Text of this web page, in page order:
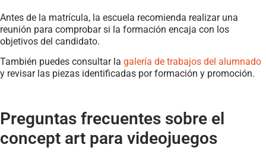
Antes de la matrícula, la escuela recomienda realizar una
reunión para comprobar si la formación encaja con los
objetivos del candidato.
También puedes consultar la galería de trabajos del alumnado
y revisar las piezas identificadas por formación y promoción.
Preguntas frecuentes sobre el
concept art para videojuegos